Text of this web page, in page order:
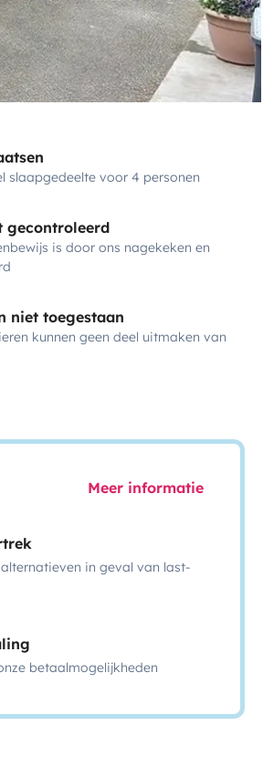
slaapgedeelte voor 4 personen
gecontroleerd
is door ons nagekeken en
niet toegestaan
kunnen geen deel uitmaken van
Meer informatie
in geval van last-
betaalmogelijkheden